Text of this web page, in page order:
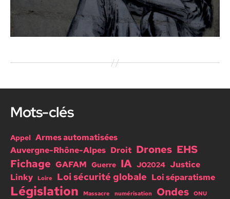
Mots-clés
Appel Armes automatisées
Auvergne-Rhône-Alpes Droit Drones EHS
Fichage GAFAM Guerre IA JO2024 Justice
Linky
Loire Loi sécurité globale Loi séparatisme
Législation Massacre numérisation Ondes ONU